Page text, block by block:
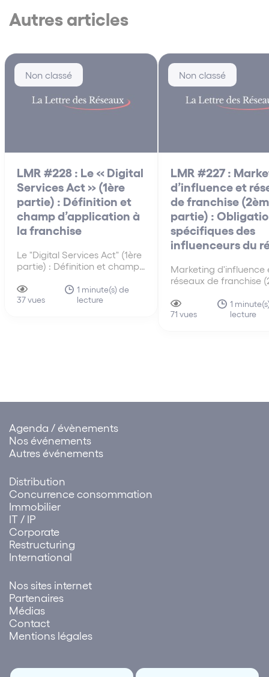
Autres articles
Non classé
LMR #228 : Le « Digital
Services Act » (1ère
partie) : Définition et
champ d’application à
la franchise
Le "Digital Services Act" (1ère
partie) : Définition et champ
Le « Digital Services Act »
(DSA) est le règlement
37 vues
1 minute(s) de
lecture
Non classé
LMR #227 :
d’influence et
de franchise
partie) :
spécifiques des
influenceurs du
Marketing d'influence
réseaux de franchise
spécifiques des
du réseau Lorsqu’un
71 vues
1
lecture
Agenda / évènements
Nos événements
Autres événements
Distribution
Concurrence consommation
Immobilier
IT / IP
Corporate
Restructuring
International
Nos sites internet
Partenaires
Médias
Contact
Mentions légales